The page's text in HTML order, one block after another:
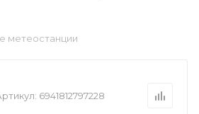
метеостанции
6941812797228